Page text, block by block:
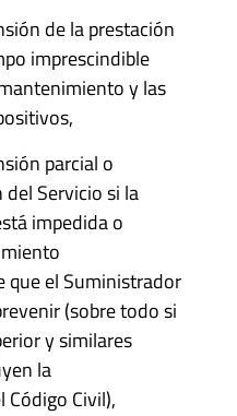
de la prestación
imprescindible
y las
parcial o
Servicio si la
impedida o
que el Suministrador
(sobre todo si
y similares
la
Código Civil),